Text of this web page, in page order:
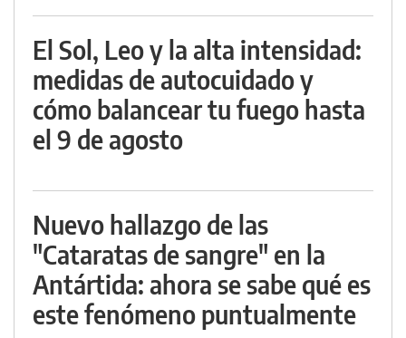
El Sol, Leo y la alta intensidad:
medidas de autocuidado y
cómo balancear tu fuego hasta
el 9 de agosto
Nuevo hallazgo de las
"Cataratas de sangre" en la
Antártida: ahora se sabe qué es
este fenómeno puntualmente